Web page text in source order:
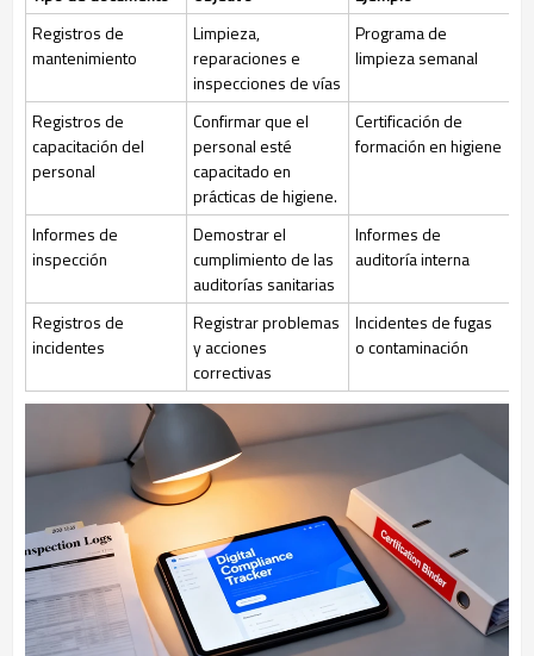
Registros de
mantenimiento
Limpieza,
reparaciones e
inspecciones de vías
Programa de
limpieza semanal
Registros de
capacitación del
personal
Confirmar que el
personal esté
capacitado en
prácticas de higiene.
Certificación de
formación en higiene
Informes de
inspección
Demostrar el
cumplimiento de las
auditorías sanitarias
Informes de
auditoría interna
Registros de
incidentes
Registrar problemas
y acciones
correctivas
Incidentes de fugas
o contaminación